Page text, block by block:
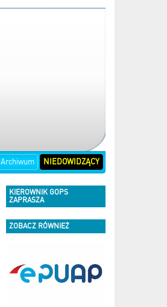
Archiwum NIEDOWIDZĄCY
KIEROWNIK GOPS
ZAPRASZA
ZOBACZ RÓWNIEŻ